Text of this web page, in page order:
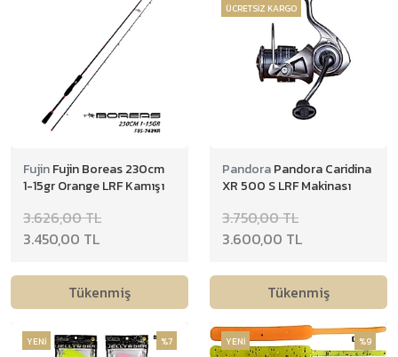
FujinFujin Boreas 230cm
1-15gr Orange LRF Kamışı
3.626,00 TL
3.450,00 TL
Tükenmiş
ÜCRETSİZ KARGO
PandoraPandora Caridina
XR 500 S LRF Makinası
3.750,00 TL
3.600,00 TL
Tükenmiş
YENİ %7 YENİ %9